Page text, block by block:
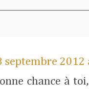
septembre 2012
chance à